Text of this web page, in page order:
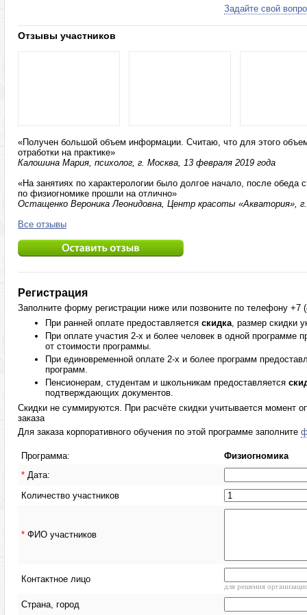
Задайте свой
Отзывы участников
«Получен большой объем информации. Считаю, что для этого
отработки на практике»
Калошина Мария, психолог, г. Москва, 13 февраля 2019 года
«На занятиях по характерологии было долгое начало, после обеда
по физиогномике прошли на отлично»
Остащенко Вероника Леонидовна, Центр красоты «Акватория»,
Все отзывы
Регистрация
Заполните форму регистрации ниже или позвоните по телефону +7
При ранней оплате предоставляется скидка, размер скидки
При оплате участия 2-х и более человек в одной программе
от стоимости программы.
При единовременной оплате 2-х и более программ
программ.
Пенсионерам, студентам и школьникам предоставляется
подтверждающих документов.
Скидки не суммируются. При расчёте скидки учитывается момент
заказа
Для заказа корпоративного обучения по этой программе заполните